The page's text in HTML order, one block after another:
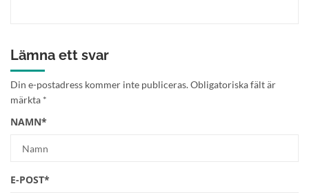
Lämna ett svar
Din e-postadress kommer inte publiceras.Obligatoriska fält är
märkta *
NAMN*
E-POST*